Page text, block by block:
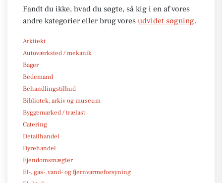
Fandt du ikke, hvad du søgte, så kig i en af vores
andre kategorier eller brug vores udvidet søgning.
Arkitekt
Autoværksted / mekanik
Bager
Bedemand
Behandlingstilbud
Bibliotek, arkiv og museum
Byggemarked / trælast
Catering
Detailhandel
Dyrehandel
Ejendomsmægler
El-, gas-, vand- og fjernvarmeforsyning